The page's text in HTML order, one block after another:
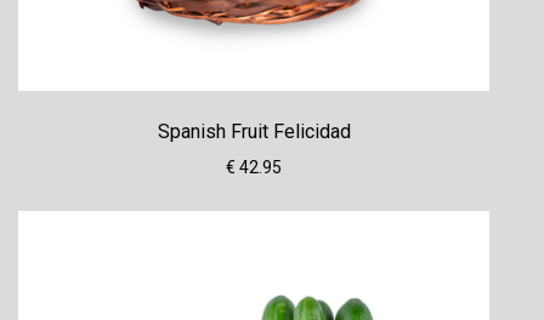
Spanish Fruit Felicidad
€ 42.95